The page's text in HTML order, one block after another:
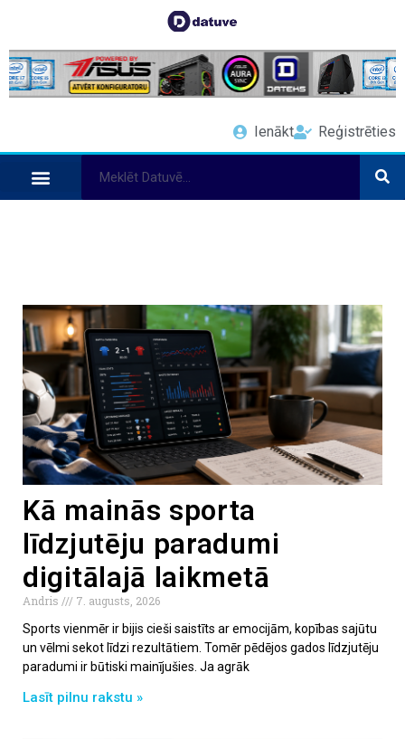
Ienākt Reģistrēties
Kā mainās sporta
līdzjutēju paradumi
digitālajā laikmetā
Andris
7. augusts, 2026
Sports vienmēr ir bijis cieši saistīts ar emocijām, kopības sajūtu
un vēlmi sekot līdzi rezultātiem. Tomēr pēdējos gados līdzjutēju
paradumi ir būtiski mainījušies. Ja agrāk
Lasīt pilnu rakstu »